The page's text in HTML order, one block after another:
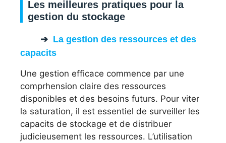
Les meilleures pratiques pour la
gestion du stockage
La gestion des ressources et des
capacits
Une gestion efficace commence par une
comprhension claire des ressources
disponibles et des besoins futurs. Pour viter
la saturation, il est essentiel de surveiller les
capacits de stockage et de distribuer
judicieusement les ressources. L’utilisation